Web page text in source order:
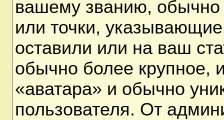
вашему званию, обычно
или точки,
оставили или на ваш
обычно более крупное,
«аватара» и обычно
пользователя. От